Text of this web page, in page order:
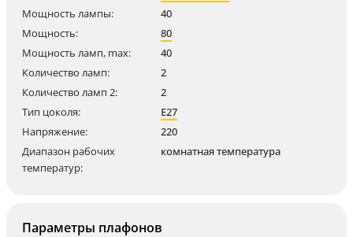
Мощность лампы:
40
Мощность:
80
Мощность ламп, max:
40
Количество ламп:
2
Количество ламп 2:
2
Тип цоколя:
E27
Напряжение:
220
Диапазон рабочих
температур:
комнатная температура
Параметры плафонов